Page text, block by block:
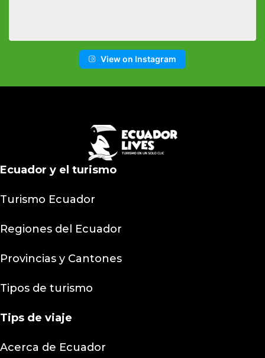
View on Instagram
Ecuador y el turismo
Turismo Ecuador
Regiones del Ecuador
Provincias y Cantones
Tipos de turismo
Tips de viaje
Acerca de Ecuador